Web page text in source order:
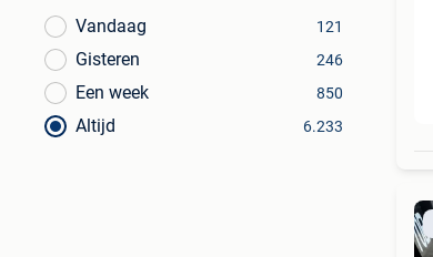
Vandaag
121
Gisteren 246
Een week 850
Altijd 6.233